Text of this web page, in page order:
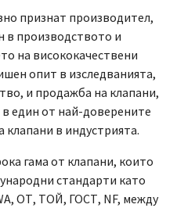
признат производител,
в производството и
на висококачествени
опит в изследванията,
и продажба на клапани,
един от най-доверените
клапани в индустрията.
гама от клапани, които
стандарти като
ОТ, ТОЙ, ГОСТ, NF, между